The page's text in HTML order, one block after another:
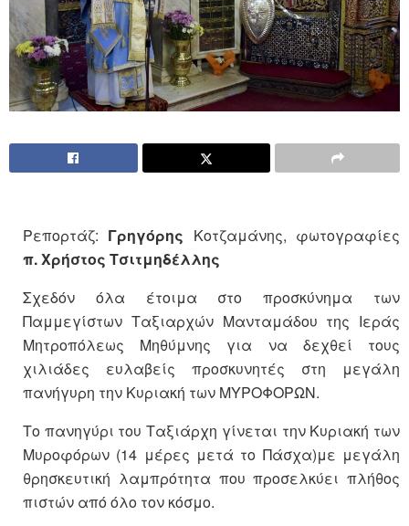
Ρεπορτάζ: Γρηγόρης Κοτζαμάνης, φωτογραφίες
π. Χρήστος Τσιτμηδέλλης
Σχεδόν όλα έτοιμα στο προσκύνημα των
Παμμεγίστων Ταξιαρχών Μανταμάδου της Ιεράς
Μητροπόλεως Μηθύμνης για να δεχθεί τους
χιλιάδες ευλαβείς προσκυνητές στη μεγάλη
πανήγυρη την Κυριακή των ΜΥΡΟΦΟΡΩΝ.
Το πανηγύρι του Ταξιάρχη γίνεται την Κυριακή των
Μυροφόρων (14 μέρες μετά το Πάσχα)με μεγάλη
θρησκευτική λαμπρότητα που προσελκύει πλήθος
πιστών από όλο τον κόσμο.